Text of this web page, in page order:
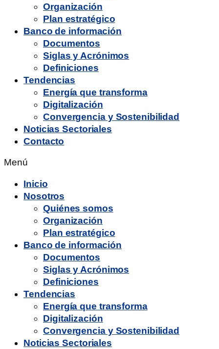
Organización
Plan estratégico
Banco de información
Documentos
Siglas y Acrónimos
Definiciones
Tendencias
Energía que transforma
Digitalización
Convergencia y Sostenibilidad
Noticias Sectoriales
Contacto
Menú
Inicio
Nosotros
Quiénes somos
Organización
Plan estratégico
Banco de información
Documentos
Siglas y Acrónimos
Definiciones
Tendencias
Energía que transforma
Digitalización
Convergencia y Sostenibilidad
Noticias Sectoriales